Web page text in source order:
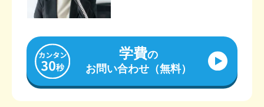
学費の
お問い合わせ（無料）